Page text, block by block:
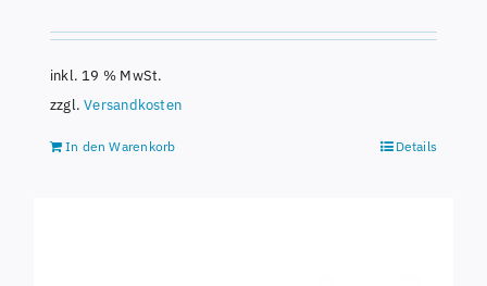
inkl. 19 % MwSt.
zzgl.Versandkosten
In den Warenkorb Details